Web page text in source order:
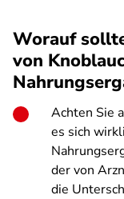
Worauf
von
Achten Sie
es sich
der von
die